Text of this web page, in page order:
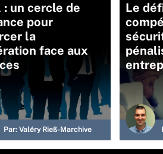
: un cercle de
pour
la
face aux
Par: Valéry Rieß-Marchive
Le